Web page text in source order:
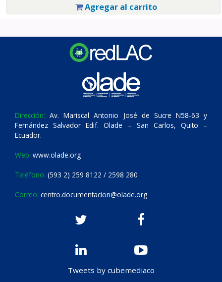
Agregar al carrito
Dirección: Av. Mariscal Antonio José de Sucre N58-63 y
Fernández Salvador Edif. Olade – San Carlos, Quito –
Ecuador.
Web: www.olade.org
Teléfono: (593 2) 259 8122 / 2598 280
Correo: centro.documentacion@olade.org
Tweets by cubemediaco